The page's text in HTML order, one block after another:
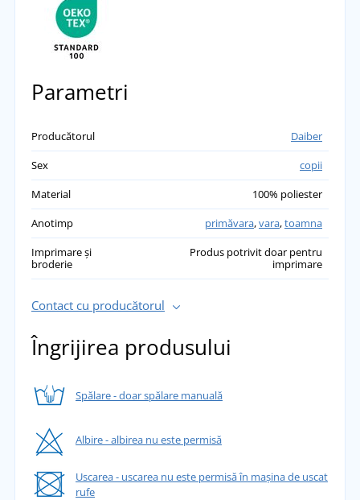
Parametri
Producătorul
Daiber
Sex
copii
Material
100% poliester
Anotimp
primăvara,vara,toamna
Imprimare și
broderie
Produs potrivit doar pentru
imprimare
Contact cu producătorul
Îngrijirea produsului
Spălare - doar spălare manuală
Albire - albirea nu este permisă
Uscarea - uscarea nu este permisă în mașina de uscat
rufe